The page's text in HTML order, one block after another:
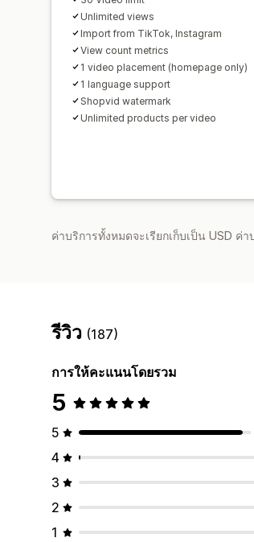
Unlimited views
Import from TikTok, Instagram
View count metrics
1 video placement (homepage only)
1 language support
Shopvid watermark
Unlimited products per video
ค่าบริการทั้งหมดจะเรียกเก็บเป็น USD ค่
รีวิว (187)
การให้คะแนนโดยรวม
5
5
4
3
2
1